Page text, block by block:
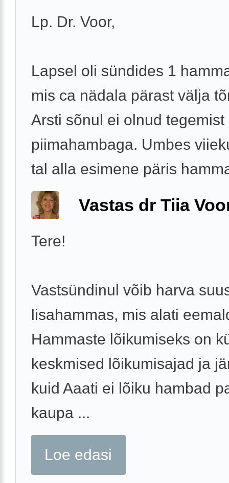
Lp. Dr. Voor,
Lapsel oli sündides 1
mis ca nädala pärast välja
Arsti sõnul ei olnud tegemist
piimahambaga. Umbes
tal alla esimene päris
Vastas dr Tiia
Tere!
Vastsündinul võib harva
lisahammas, mis alati
Hammaste lõikumiseks on
keskmised lõikumisajad ja
kuid Aaati ei lõiku hambad
kaupa ...
Loe edasi